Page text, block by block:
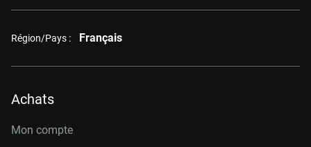
Région/Pays : Français
Achats
Mon compte